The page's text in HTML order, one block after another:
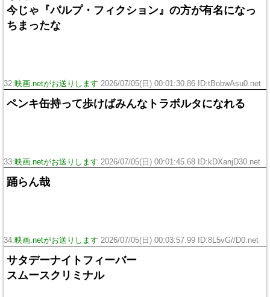
今じゃ『パルプ・フィクション』の方が有名になっ
ちまったな
32:映画.netがお送りします 2026/07/05(日) 00:01:30.86 ID:tBobwAsu0.net
ペンキ缶持って歩けばみんなトラボルタになれる
33:映画.netがお送りします 2026/07/05(日) 00:01:45.68 ID:kDXanjD30.net
踊らん哉
34:映画.netがお送りします 2026/07/05(日) 00:03:57.99 ID:8L5vG//D0.net
サタデーナイトフィーバー
スムースクリミナル